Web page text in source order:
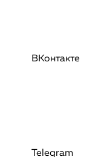
ВКонтакте
Telegram